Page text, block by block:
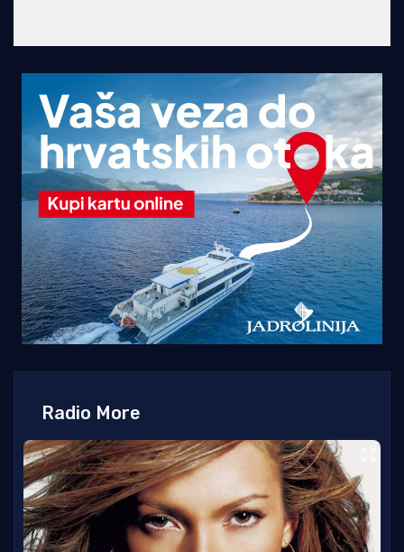
Radio More